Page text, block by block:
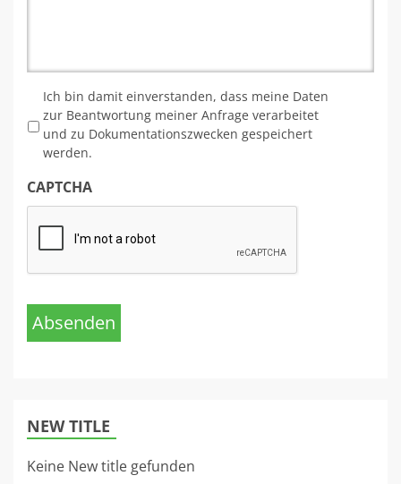
Ich bin damit einverstanden, dass meine Daten
zur Beantwortung meiner Anfrage verarbeitet
und zu Dokumentationszwecken gespeichert
werden.
CAPTCHA
Absenden
NEW TITLE
Keine New title gefunden